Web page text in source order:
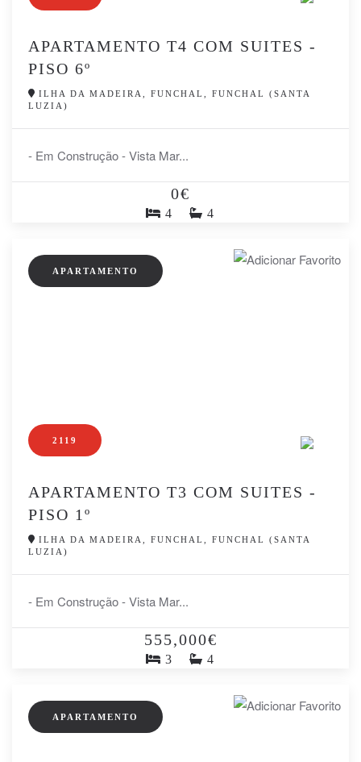
APARTAMENTO T4 COM SUITES -
PISO 6º
ILHA DA MADEIRA, FUNCHAL, FUNCHAL (SANTA
LUZIA)
- Em Construção - Vista Mar...
0€
4 4
2119
APARTAMENTO
APARTAMENTO T3 COM SUITES -
PISO 1º
ILHA DA MADEIRA, FUNCHAL, FUNCHAL (SANTA
LUZIA)
- Em Construção - Vista Mar...
555,000€
3 4
APARTAMENTO